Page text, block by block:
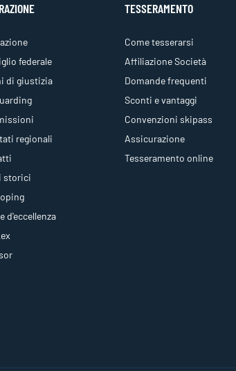
federale
di giustizia
regionali
storici
d'eccellenza
TESSERAMENTO
Come tesserarsi
Affiliazione Società
Domande frequenti
Sconti e vantaggi
Convenzioni skipass
Assicurazione
Tesseramento online